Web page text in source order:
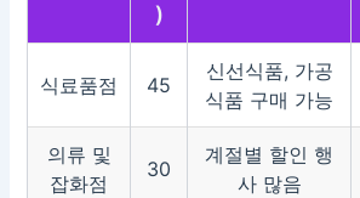
)
식료품점 45
신선식품, 가공
식품 구매 가능
의류 및
잡화점
30
계절별 할인 행
사 많음